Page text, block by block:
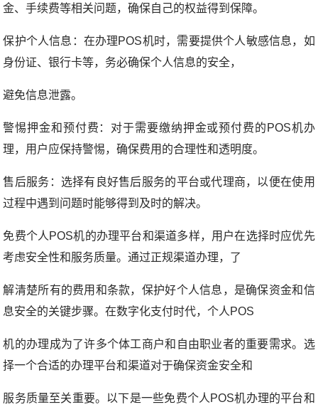
金、手续费等相关问题，确保自己的权益得到保障。
保护个人信息：在办理POS机时，需要提供个人敏感信息，如
身份证、银行卡等，务必确保个人信息的安全，
避免信息泄露。
警惕押金和预付费：对于需要缴纳押金或预付费的POS机办
理，用户应保持警惕，确保费用的合理性和透明度。
售后服务：选择有良好售后服务的平台或代理商，以便在使用
过程中遇到问题时能够得到及时的解决。
免费个人POS机的办理平台和渠道多样，用户在选择时应优先
考虑安全性和服务质量。通过正规渠道办理，了
解清楚所有的费用和条款，保护好个人信息，是确保资金和信
息安全的关键步骤。在数字化支付时代，个人POS
机的办理成为了许多个体工商户和自由职业者的重要需求。选
择一个合适的办理平台和渠道对于确保资金安全和
服务质量至关重要。以下是一些免费个人POS机办理的平台和